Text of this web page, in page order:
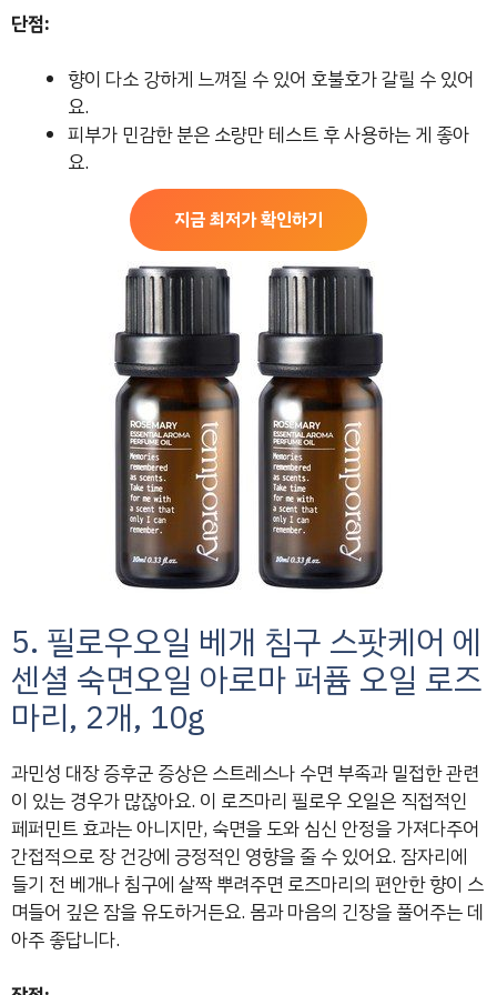
단점:
향이 다소 강하게 느껴질 수 있어 호불호가 갈릴 수 있어
요.
피부가 민감한 분은 소량만 테스트 후 사용하는 게 좋아
요.
지금 최저가 확인하기
5. 필로우오일 베개 침구 스팟케어 에
센셜 숙면오일 아로마 퍼퓸 오일 로즈
마리, 2개, 10g
과민성 대장 증후군 증상은 스트레스나 수면 부족과 밀접한 관련
이 있는 경우가 많잖아요. 이 로즈마리 필로우 오일은 직접적인
페퍼민트 효과는 아니지만, 숙면을 도와 심신 안정을 가져다주어
간접적으로 장 건강에 긍정적인 영향을 줄 수 있어요. 잠자리에
들기 전 베개나 침구에 살짝 뿌려주면 로즈마리의 편안한 향이 스
며들어 깊은 잠을 유도하거든요. 몸과 마음의 긴장을 풀어주는 데
아주 좋답니다.